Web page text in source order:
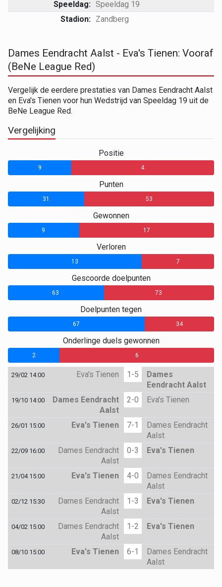
Speeldag: Speeldag 19
Stadion: Zandberg
Dames Eendracht Aalst - Eva's Tienen: Vooraf
(BeNe League Red)
Vergelijk de eerdere prestaties van Dames Eendracht Aalst
en Eva's Tienen voor hun Wedstrijd van Speeldag 19 uit de
BeNe League Red.
Vergelijking
Positie
9 4
Punten
31 53
Gewonnen
9 17
Verloren
13 7
Gescoorde doelpunten
63 73
Doelpunten tegen
67 34
Onderlinge duels gewonnen
2 6
29/02 14:00 Eva's Tienen 1-5
Dames
Eendracht Aalst
19/10 14:00
Dames Eendracht
Aalst
2-0 Eva's Tienen
26/01 15:00 Eva's Tienen 7-1
Dames Eendracht
Aalst
22/09 16:00
Dames Eendracht
Aalst
0-3 Eva's Tienen
21/04 15:00 Eva's Tienen 4-0
Dames Eendracht
Aalst
02/12 15:30
Dames Eendracht
Aalst
1-3 Eva's Tienen
04/02 15:00
Dames Eendracht
Aalst
1-2 Eva's Tienen
08/10 15:00 Eva's Tienen 6-1
Dames Eendracht
Aalst